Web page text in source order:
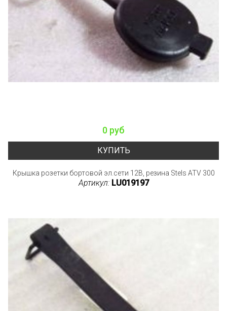
0 руб
КУПИТЬ
Крышка розетки бортовой эл.сети 12В, резина Stels ATV 300
Артикул: LU019197